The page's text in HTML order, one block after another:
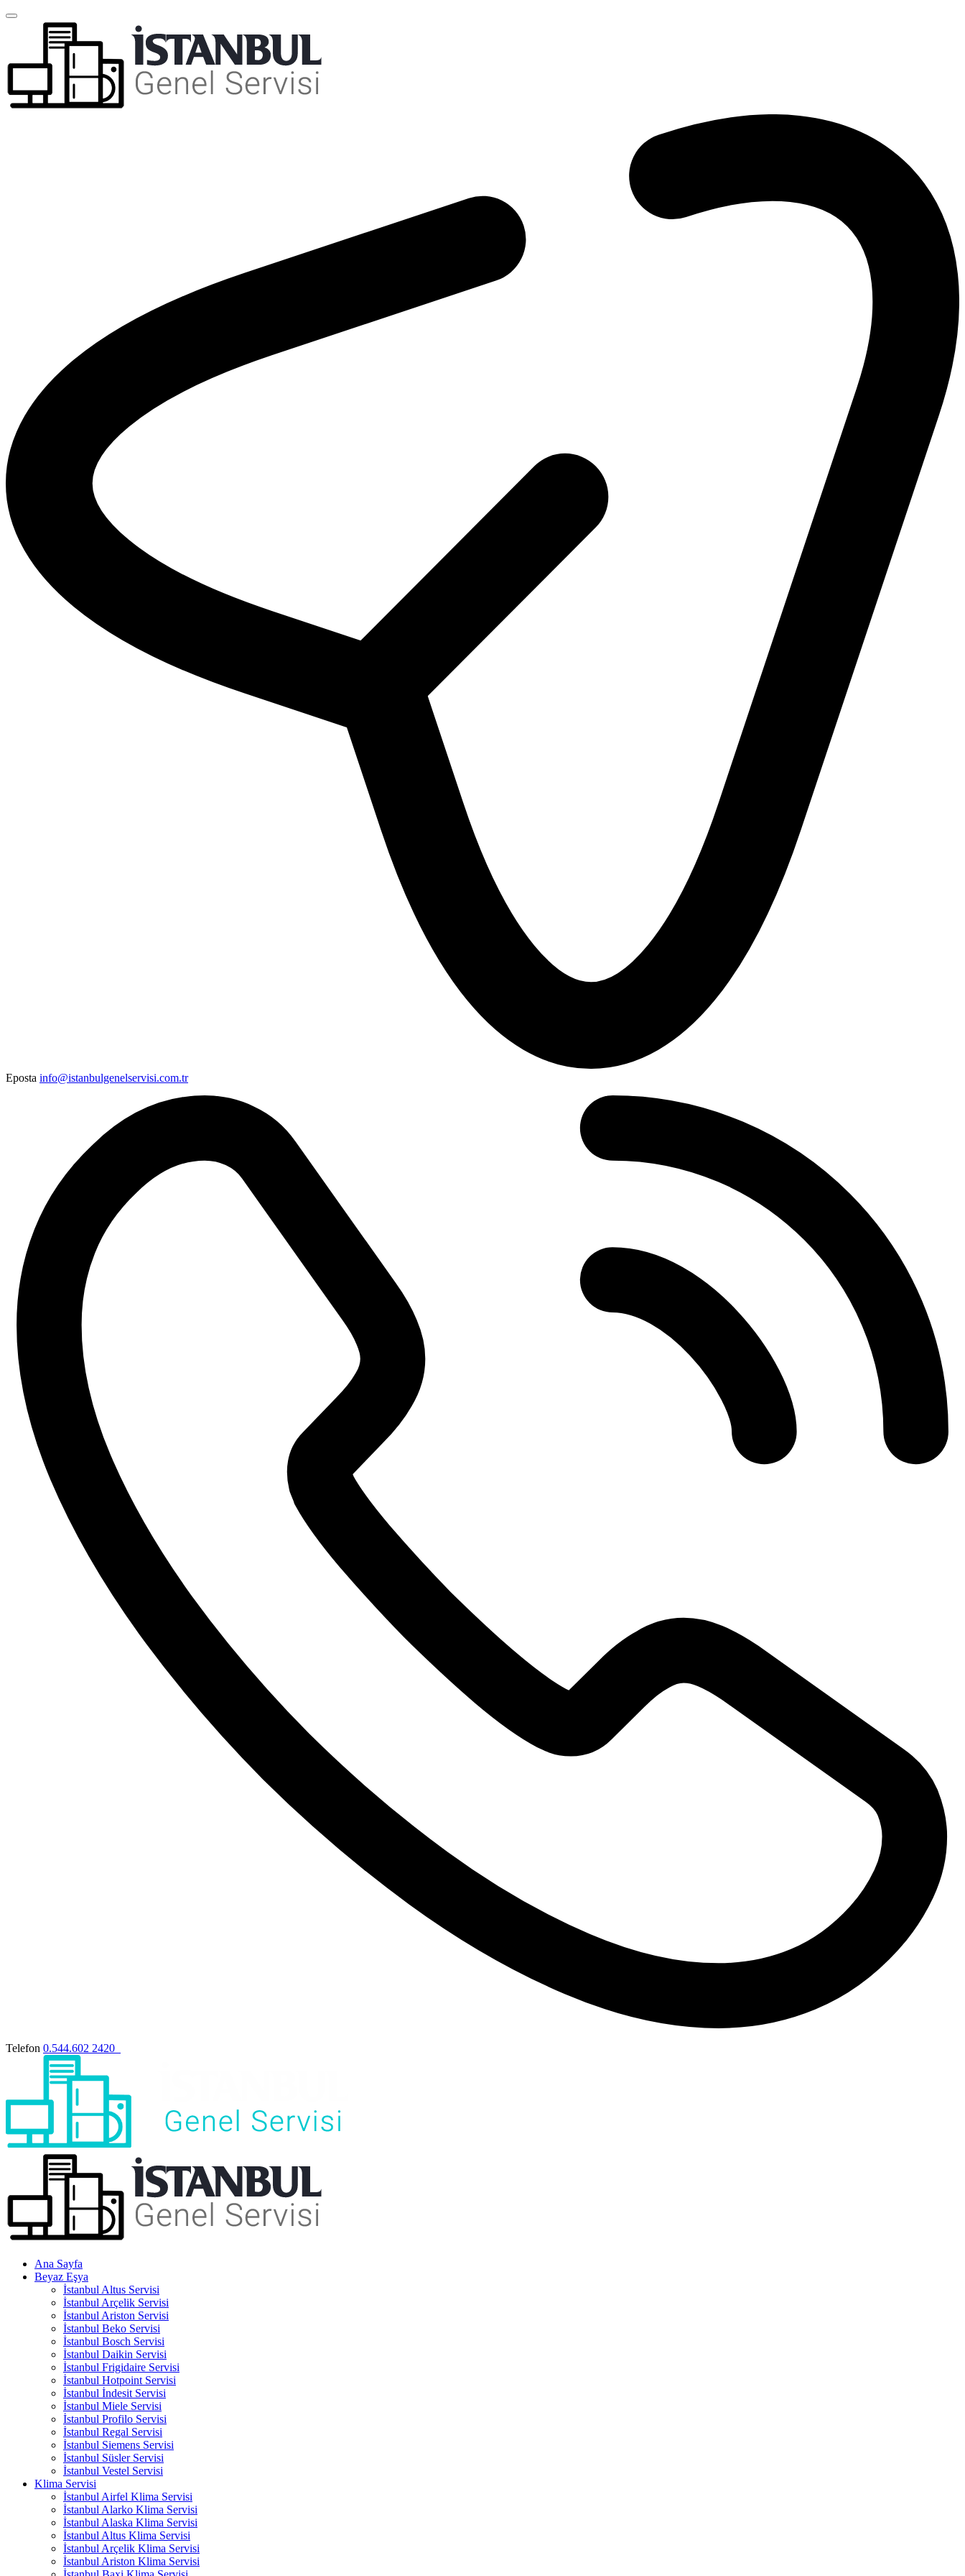
Eposta info@istanbulgenelservisi.com.tr
Telefon 0.544.602 2420
Ana Sayfa
Beyaz Eşya
İstanbul Altus Servisi
İstanbul Arçelik Servisi
İstanbul Ariston Servisi
İstanbul Beko Servisi
İstanbul Bosch Servisi
İstanbul Daikin Servisi
İstanbul Frigidaire Servisi
İstanbul Hotpoint Servisi
İstanbul İndesit Servisi
İstanbul Miele Servisi
İstanbul Profilo Servisi
İstanbul Regal Servisi
İstanbul Siemens Servisi
İstanbul Süsler Servisi
İstanbul Vestel Servisi
Klima Servisi
İstanbul Airfel Klima Servisi
İstanbul Alarko Klima Servisi
İstanbul Alaska Klima Servisi
İstanbul Altus Klima Servisi
İstanbul Arçelik Klima Servisi
İstanbul Ariston Klima Servisi